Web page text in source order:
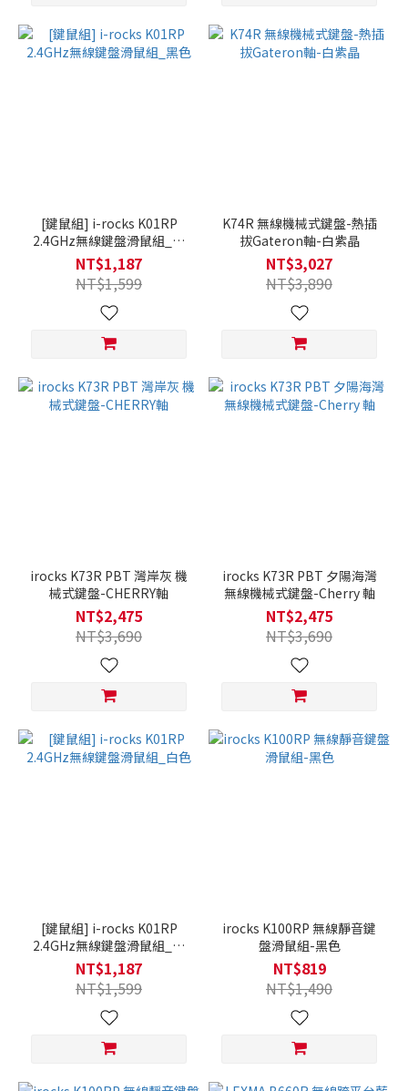
[鍵鼠組] i-rocks K01RP
2.4GHz無線鍵盤滑鼠組_黑
色
NT$1,187
NT$1,599
K74R 無線機械式鍵盤-熱插
拔Gateron軸-白紫晶
NT$3,027
NT$3,890
irocks K73R PBT 灣岸灰 機
械式鍵盤-CHERRY軸
NT$2,475
NT$3,690
irocks K73R PBT 夕陽海灣
無線機械式鍵盤-Cherry 軸
NT$2,475
NT$3,690
[鍵鼠組] i-rocks K01RP
2.4GHz無線鍵盤滑鼠組_白
色
NT$1,187
NT$1,599
irocks K100RP 無線靜音鍵
盤滑鼠組-黑色
NT$819
NT$1,490